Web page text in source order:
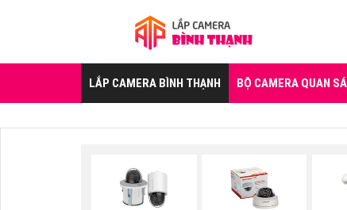
LẮP CAMERA BÌNH THẠNH BỘ CAMERA QUAN